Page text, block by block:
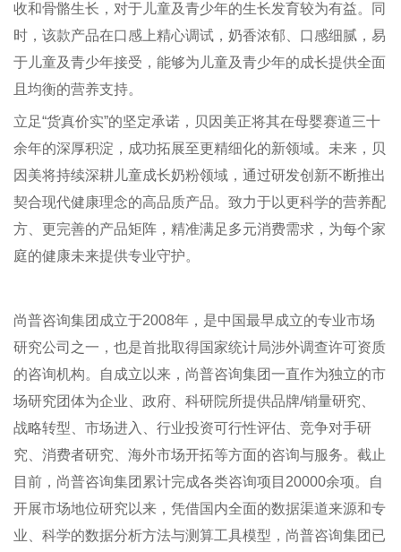
收和骨骼生长，对于儿童及青少年的生长发育较为有益。同
时，该款产品在口感上精心调试，奶香浓郁、口感细腻，易
于儿童及青少年接受，能够为儿童及青少年的成长提供全面
且均衡的营养支持。
立足“货真价实”的坚定承诺，贝因美正将其在母婴赛道三十
余年的深厚积淀，成功拓展至更精细化的新领域。未来，贝
因美将持续深耕儿童成长奶粉领域，通过研发创新不断推出
契合现代健康理念的高品质产品。致力于以更科学的营养配
方、更完善的产品矩阵，精准满足多元消费需求，为每个家
庭的健康未来提供专业守护。
尚普咨询集团成立于2008年，是中国最早成立的专业市场
研究公司之一，也是首批取得国家统计局涉外调查许可资质
的咨询机构。自成立以来，尚普咨询集团一直作为独立的市
场研究团体为企业、政府、科研院所提供品牌/销量研究、
战略转型、市场进入、行业投资可行性评估、竞争对手研
究、消费者研究、海外市场开拓等方面的咨询与服务。截止
目前，尚普咨询集团累计完成各类咨询项目20000余项。自
开展市场地位研究以来，凭借国内全面的数据渠道来源和专
业、科学的数据分析方法与测算工具模型，尚普咨询集团已